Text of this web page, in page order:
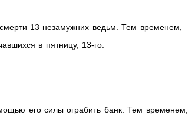
13 незамужних ведьм. Тем временем,
в пятницу, 13-го.
его силы ограбить банк. Тем временем,